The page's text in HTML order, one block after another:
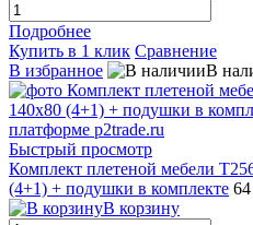
Подробнее
Купить в 1 клик Сравнение
В избранное
В
Быстрый просмотр
Комплект плетеной мебели
(4+1) + подушки в комплекте
В корзину